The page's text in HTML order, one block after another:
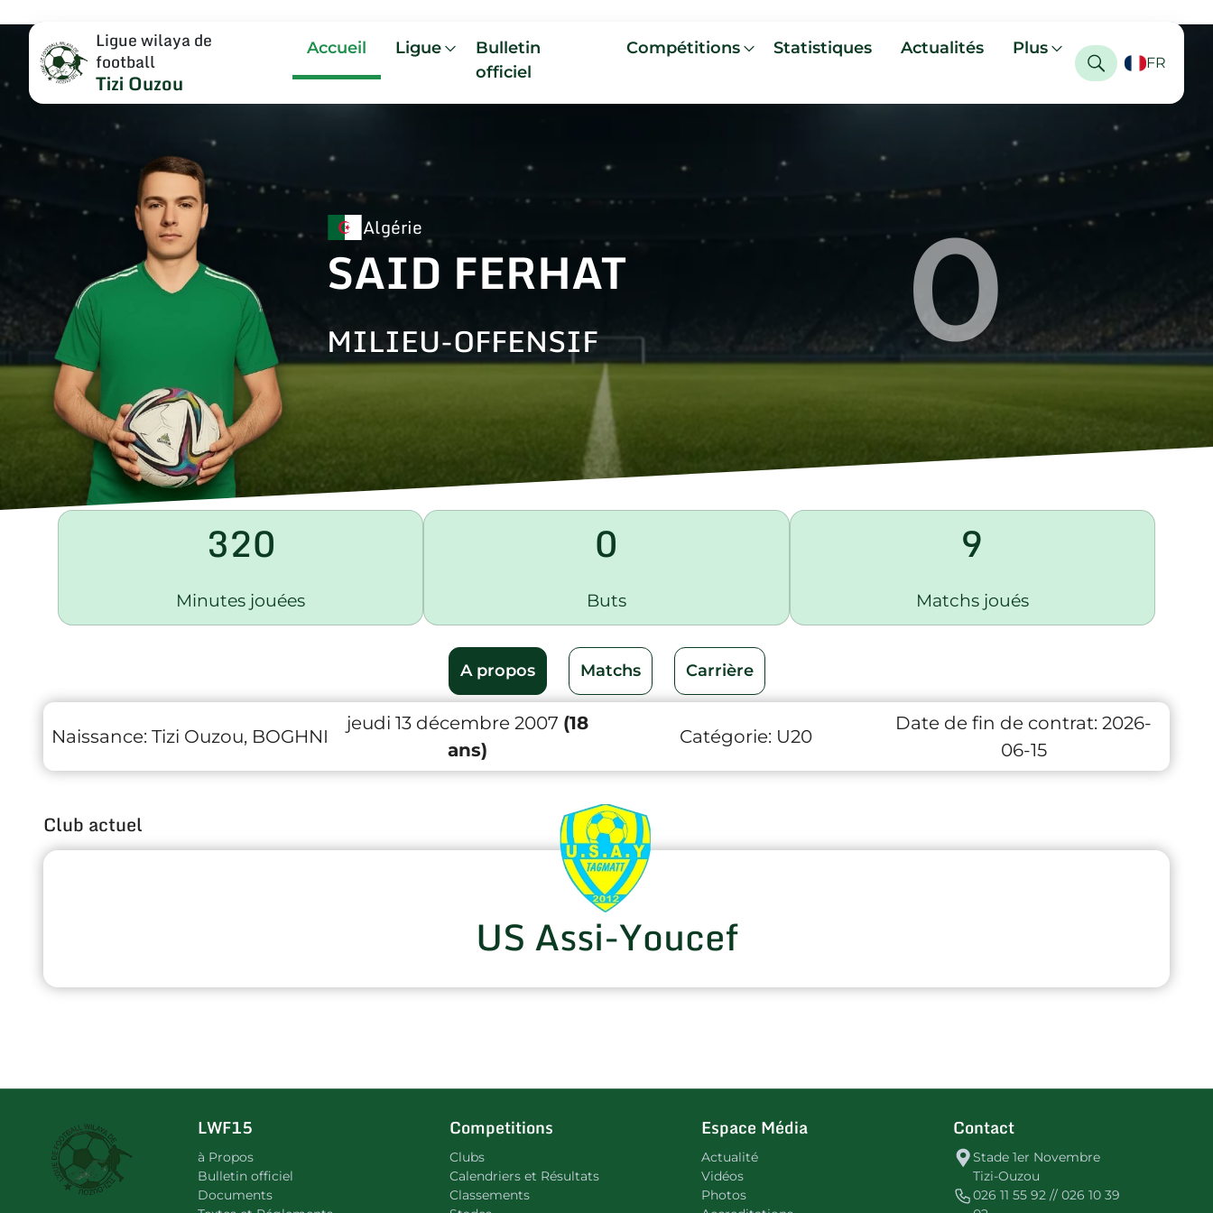
Ligue wilaya de
football
Tizi Ouzou
Accueil Ligue
Bulletin
officiel
Compétitions Statistiques Actualités Plus
FR
Algérie
SAID FERHAT
MILIEU-OFFENSIF 0
320
Minutes jouées
0
Buts
9
Matchs joués
A propos Matchs Carrière
Naissance: Tizi Ouzou, BOGHNI
jeudi 13 décembre 2007 (18
ans)
Catégorie: U20
Date de fin de contrat: 2026-
06-15
Club actuel
US Assi-Youcef
LWF15
à Propos
Bulletin officiel
Documents
Competitions
Clubs
Calendriers et Résultats
Classements
Espace Média
Actualité
Vidéos
Photos
Contact
Stade 1er Novembre
Tizi-Ouzou
026 11 55 92 // 026 10 39